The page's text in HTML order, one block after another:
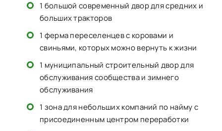
1 большой современный двор для средних и
больших тракторов
1 ферма переселенцев с коровами и
свиньями, которых можно вернуть к жизни
1 муниципальный строительный двор для
обслуживания сообщества и зимнего
обслуживания
1 зона для небольших компаний по найму с
присоединенным центром переработки